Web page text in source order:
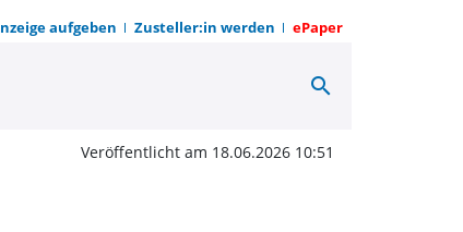
aufgeben Zusteller:in werden ePaper
Corvey | OWZ
search
Veröffentlicht am 18.06.2026 10:51